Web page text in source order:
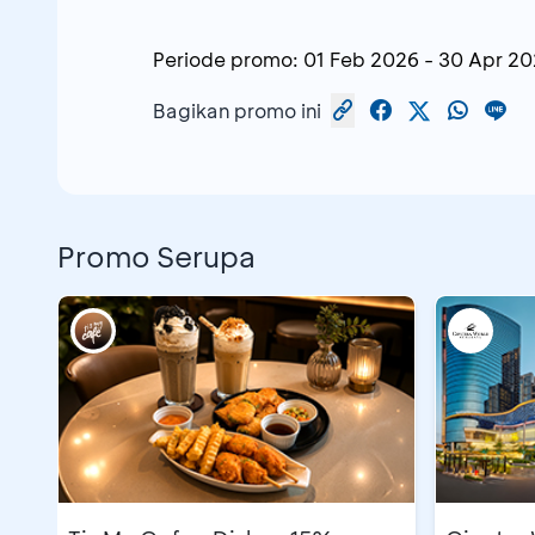
Periode promo: 01 Feb 2026 - 30 Apr
Bagikan promo ini
Promo Serupa